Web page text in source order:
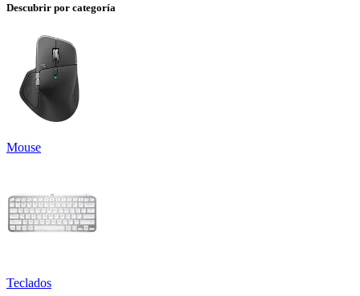
Descubrir por categoría
Mouse
Teclados